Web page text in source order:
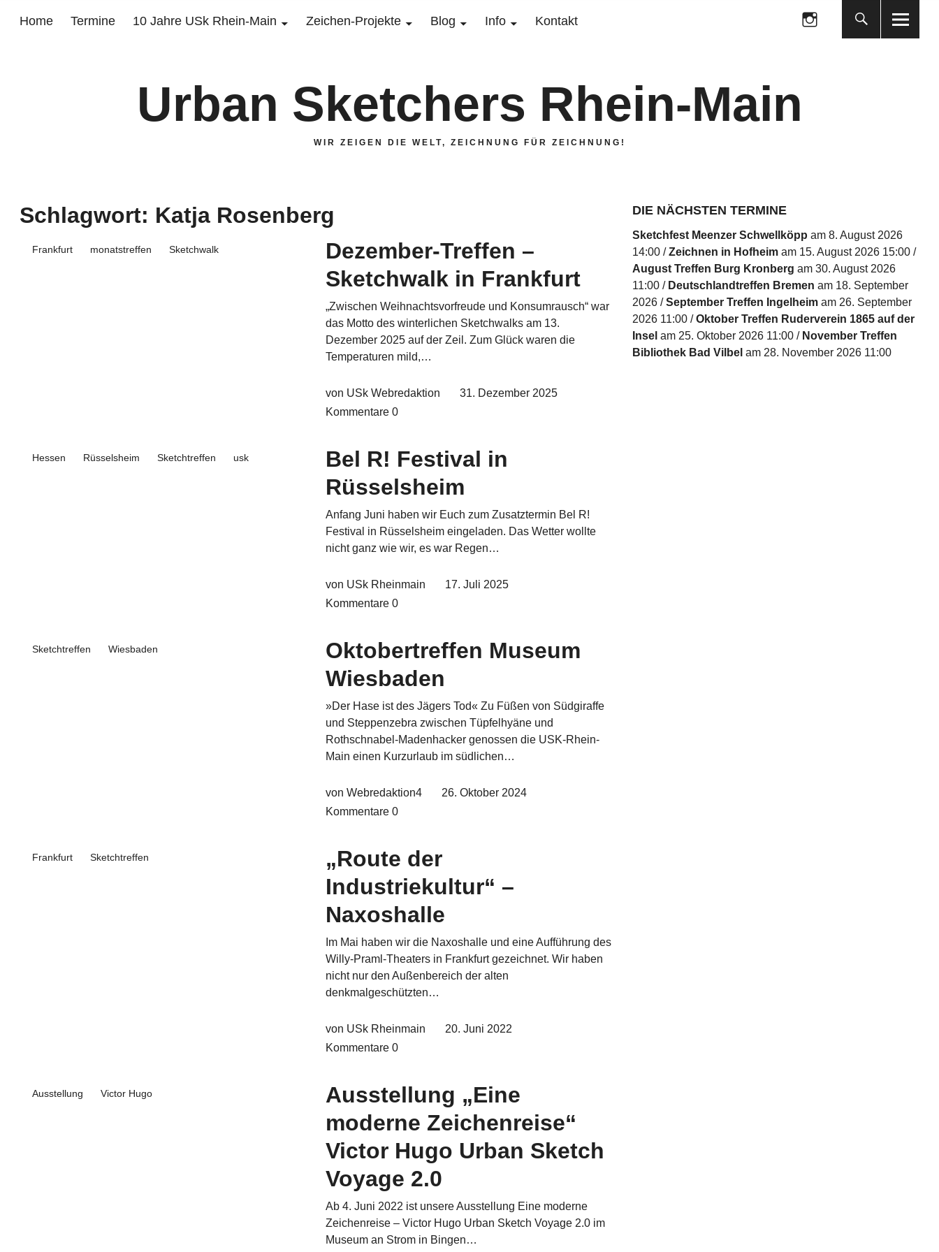
Home Termine 10 Jahre USk Rhein-Main Zeichen-Projekte Blog Info Kontakt
Urban Sketchers Rhein-Main
WIR ZEIGEN DIE WELT, ZEICHNUNG FÜR ZEICHNUNG!
Instagram
Folge
uns
Schlagwort: Katja Rosenberg
Frankfurt monatstreffen Sketchwalk
Dezember-Treffen –
Sketchwalk in Frankfurt
„Zwischen Weihnachtsvorfreude und Konsumrausch“ war
das Motto des winterlichen Sketchwalks am 13.
Dezember 2025 auf der Zeil. Zum Glück waren die
Temperaturen mild,…
von USk Webredaktion
31. Dezember 2025
Kommentare 0
Hessen Rüsselsheim Sketchtreffen usk
Bel R! Festival in
Rüsselsheim
Anfang Juni haben wir Euch zum Zusatztermin Bel R!
Festival in Rüsselsheim eingeladen. Das Wetter wollte
nicht ganz wie wir, es war Regen…
von USk Rheinmain
17. Juli 2025
Kommentare 0
Sketchtreffen Wiesbaden
Oktobertreffen Museum
Wiesbaden
»Der Hase ist des Jägers Tod« Zu Füßen von Südgiraffe
und Steppenzebra zwischen Tüpfelhyäne und
Rothschnabel-Madenhacker genossen die USK-Rhein-
Main einen Kurzurlaub im südlichen…
von Webredaktion4
26. Oktober 2024
Kommentare 0
Frankfurt Sketchtreffen
„Route der
Industriekultur“ –
Naxoshalle
Im Mai haben wir die Naxoshalle und eine Aufführung des
Willy-Praml-Theaters in Frankfurt gezeichnet. Wir haben
nicht nur den Außenbereich der alten
denkmalgeschützten…
von USk Rheinmain
20. Juni 2022
Kommentare 0
Ausstellung Victor Hugo
Ausstellung „Eine
moderne Zeichenreise“
Victor Hugo Urban Sketch
Voyage 2.0
Ab 4. Juni 2022 ist unsere Ausstellung Eine moderne
Zeichenreise – Victor Hugo Urban Sketch Voyage 2.0 im
Museum an Strom in Bingen…
DIE NÄCHSTEN TERMINE
Sketchfest Meenzer Schwellköpp am 8. August 2026
14:00
Zeichnen in Hofheim am 15. August 2026 15:00
August Treffen Burg Kronberg am 30. August 2026
11:00
Deutschlandtreffen Bremen am 18. September
2026
September Treffen Ingelheim am 26. September
2026 11:00
Oktober Treffen Ruderverein 1865 auf der
Insel am 25. Oktober 2026 11:00
November Treffen
Bibliothek Bad Vilbel am 28. November 2026 11:00